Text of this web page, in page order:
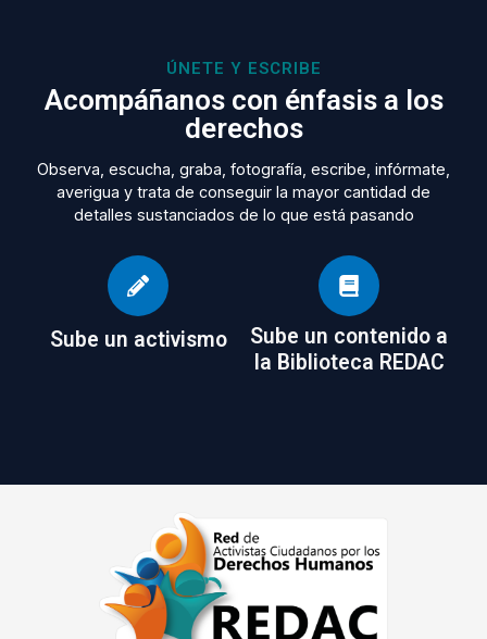
ÚNETE Y ESCRIBE
Acompáñanos con énfasis a los
derechos
Observa, escucha, graba, fotografía, escribe, infórmate,
averigua y trata de conseguir la mayor cantidad de
detalles sustanciados de lo que está pasando
Sube un activismo
Sube un contenido a
la Biblioteca REDAC